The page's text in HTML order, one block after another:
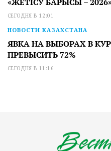
СЕГОДНЯ В 12:01
НОВОСТИ КАЗАХСТАНА
ЯВКА НА ВЫБОРАХ В
ПРЕВЫСИТЬ 72%
СЕГОДНЯ В 11:16